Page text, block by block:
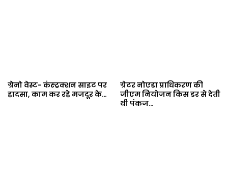
ग्रेनो वेस्ट- कंस्ट्रक्शन साइट पर
हादसा, काम कर रहे मजदूर के…
ग्रेटर नोएडा प्राधिकरण की
जीएम नियोजन किस डर से देती
थी पंकज…